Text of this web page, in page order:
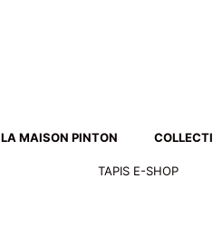
LA MAISON PINTON
TAPIS E-SHOP